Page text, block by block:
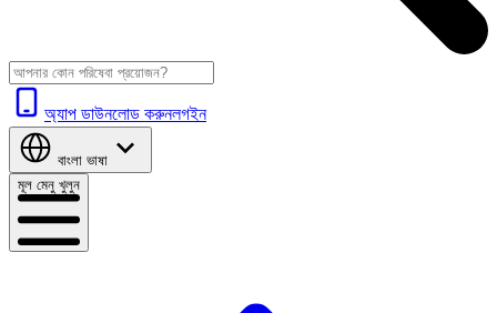
অ্যাপ ডাউনলোড করুনলগইন
বাংলা ভাষা
মূল মেনু খুলুন